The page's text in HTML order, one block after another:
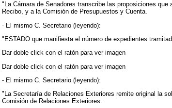
"La Cámara de Senadores transcribe las proposiciones
Recibo, y a la Comisión de Presupuestos y Cuenta.
- El mismo C. Secretario (leyendo):
"ESTADO que manifiesta el número de expedientes
Dar doble click con el ratón para ver imagen
Dar doble click con el ratón para ver imagen
- El mismo C. Secretario (leyendo):
"La Secretaría de Relaciones Exteriores remite original la
Comisión de Relaciones Exteriores.